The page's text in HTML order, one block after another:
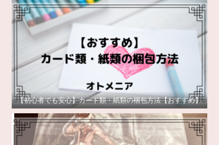
【初心者でも安心】カード類・紙類の梱包方法【おすすめ】